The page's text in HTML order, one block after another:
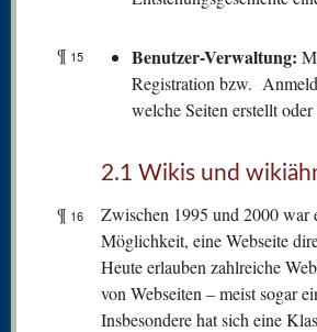
¶ 15 Benutzer-Verwaltung:
Registration bzw.
welche Seiten erstellt oder
2.1 Wikis und
¶ 16
Zwischen 1995 und 2000
Möglichkeit, eine Webseite
Heute erlauben zahlreiche
von Webseiten – meist sogar
Insbesondere hat sich eine